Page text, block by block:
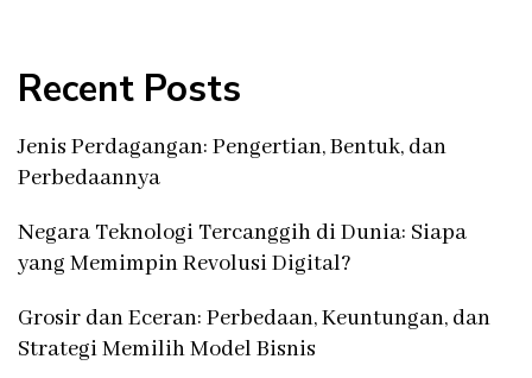
Recent Posts
Jenis Perdagangan: Pengertian, Bentuk, dan
Perbedaannya
Negara Teknologi Tercanggih di Dunia: Siapa
yang Memimpin Revolusi Digital?
Grosir dan Eceran: Perbedaan, Keuntungan, dan
Strategi Memilih Model Bisnis